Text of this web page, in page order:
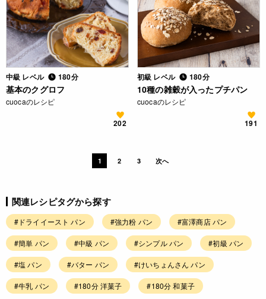
中級 レベル 180分
基本のクグロフ
cuocaのレシピ
202
初級 レベル 180分
10種の雑穀が入ったプチパン
cuocaのレシピ
191
1 2 3 次へ
関連レシピタグから探す
#ドライイースト パン #強力粉 パン #富澤商店 パン
#簡単 パン #中級 パン #シンプル パン #初級 パン
#塩 パン #バター パン #けいちょんさん パン
#牛乳 パン #180分 洋菓子 #180分 和菓子